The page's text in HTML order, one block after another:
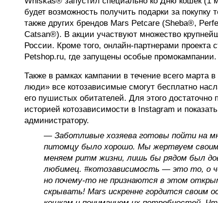
будет возможность получить подарки за покупку
также других брендов Mars Petcare (Sheba®,
Catsan®). В акции участвуют множество
России. Кроме того, онлайн-партнерами проекта
Petshop.ru, где запущены особые
Также в рамках кампании в течение всего марта
люди» все котозависимые смогут бесплатно
его пушистых обитателей. Для этого достаточно
историей котозависимости в Instagram и
администратору.
— Заботливые хозяева готовы пойти на
питомцу было хорошо. Мы жертвуем
меняем ритм жизни, лишь бы рядом был
любимец. #котозависимость — это то, о
но почему-то не признаются в этом
скрывать! Mars искренне гордится своим